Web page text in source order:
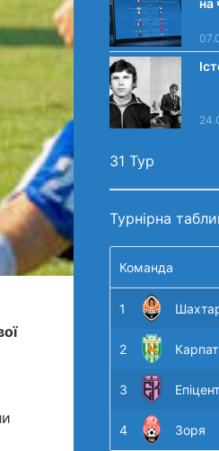
на
31 Тур
Турнірна
Команда
1
2
3
4 Зоря